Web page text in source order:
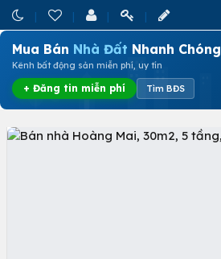
Mua Bán Nhà Đất Nhanh Chóng
Kênh bất động sản miễn phí, uy tín
+ Đăng tin miễn phí Tìm BĐS